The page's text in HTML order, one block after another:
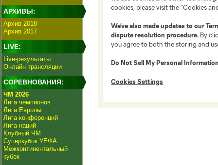
АРХИВЫ:
Архив 2018
Архив 2017
LIVE:
Live-результаты
Онлайн трансляции
СОРЕВНОВАНИЯ:
ЧМ 2026
Лига чемпионов
Лига Европы
Лига конференций
Лига наций
Клубный ЧМ
Суперкубок УЕФА
Межконтинентальный
кубок